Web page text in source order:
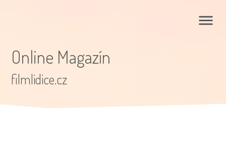
Online Magazín
filmlidice.cz